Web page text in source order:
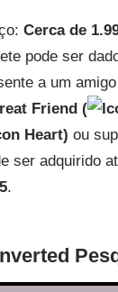
Cerca de
pode ser
a um
Friend (
) ou
ser adquirido
.